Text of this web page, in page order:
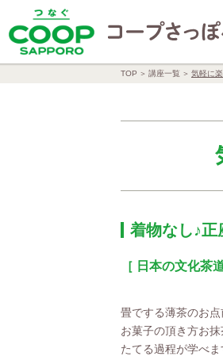
TOP 講座一覧 気軽に
着物なし♪正
［ 日本の文化茶
畳でする薄茶のお点
お菓子の頂き方お
たてる過程が学べま